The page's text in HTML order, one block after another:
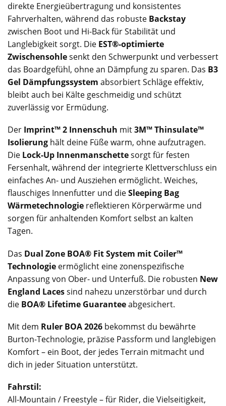
direkte Energieübertragung und konsistentes
Fahrverhalten, während das robuste Backstay
zwischen Boot und Hi-Back für Stabilität und
Langlebigkeit sorgt. Die EST®-optimierte
Zwischensohlesenkt den Schwerpunkt und verbessert
das Boardgefühl, ohne an Dämpfung zu sparen. Das B3
Gel Dämpfungssystem absorbiert Schläge effektiv,
bleibt auch bei Kälte geschmeidig und schützt
zuverlässig vor Ermüdung.
Der Imprint™ 2 Innenschuh mit3M™ Thinsulate™
Isolierung hält deine Füße warm, ohne aufzutragen.
Die Lock-Up Innenmanschettesorgt für festen
Fersenhalt, während der integrierte Klettverschluss ein
einfaches An- und Ausziehen ermöglicht. Weiches,
flauschiges Innenfutter und dieSleeping Bag
Wärmetechnologie reflektieren Körperwärme und
sorgen für anhaltenden Komfort selbst an kalten
Tagen.
Das Dual Zone BOA® Fit System mit Coiler™
Technologie ermöglicht eine zonenspezifische
Anpassung von Ober- und Unterfuß. Die robusten New
England Lacessind nahezu unzerstörbar und durch
die BOA® Lifetime Guaranteeabgesichert.
Mit dem Ruler BOA 2026 bekommst du bewährte
Burton-Technologie, präzise Passform und langlebigen
Komfort – ein Boot, der jedes Terrain mitmacht und
dich in jeder Situation unterstützt.
Fahrstil:
All-Mountain / Freestyle – für Rider, die Vielseitigkeit,